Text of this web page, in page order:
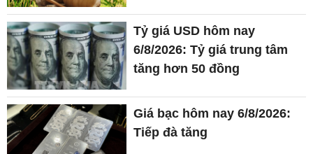
Tỷ giá USD hôm nay
6/8/2026: Tỷ giá trung tâm
tăng hơn 50 đồng
Giá bạc hôm nay 6/8/2026:
Tiếp đà tăng